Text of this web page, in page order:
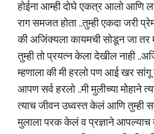
होईना आम्ही दोघे एकत्र आलो आणि
राग समजत होता ..तुम्ही एकदा जरी
की अजिंक्यला कायमची सोडून जा
तुम्ही तो प्रयत्न केला देखील नाही
म्हणाला की मी हरलो पण आई खर
आपण सर्व हरलो ..मी मुलीच्या मोहाने
त्याच जीवन उध्वस्त केलं आणि तुम्ही
मुलाला परक केलं व प्रज्ञाने आपल्याच